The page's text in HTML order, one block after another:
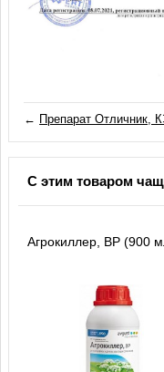
← Препарат Отличник,
С этим товаром
Агрокиллер, ВР (900